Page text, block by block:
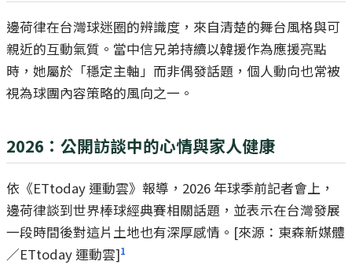
邊荷律在台灣球迷圈的辨識度，來自清楚的舞台風格與可
親近的互動氣質。當中信兄弟持續以韓援作為應援亮點
時，她屬於「穩定主軸」而非偶發話題，個人動向也常被
視為球團內容策略的風向之一。
2026：公開訪談中的心情與家人健康
依《ETtoday 運動雲》報導，2026 年球季前記者會上，
邊荷律談到世界棒球經典賽相關話題，並表示在台灣發展
一段時間後對這片土地也有深厚感情。[來源：東森新媒體
／ETtoday 運動雲]1